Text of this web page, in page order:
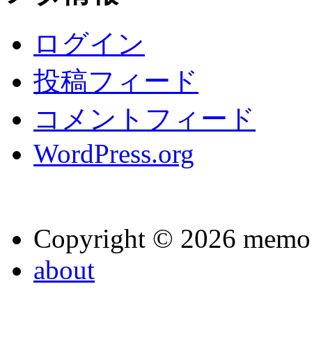
ログイン
投稿フィード
コメントフィード
WordPress.org
Copyright © 2026
about